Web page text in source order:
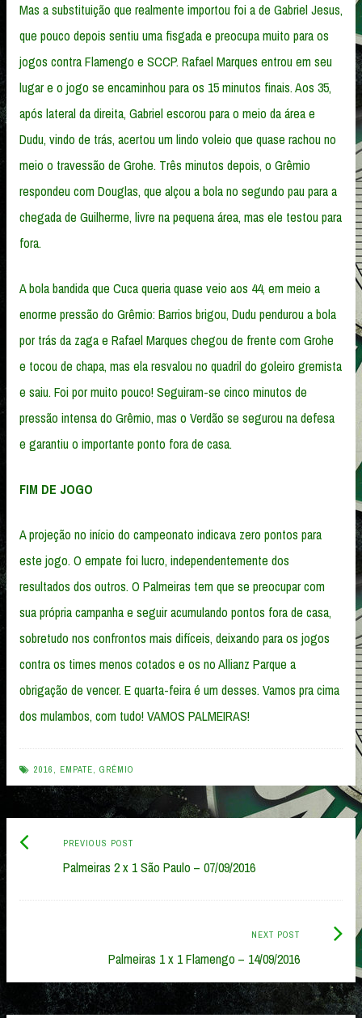
Mas a substituição que realmente importou foi a de Gabriel Jesus,
que pouco depois sentiu uma fisgada e preocupa muito para os
jogos contra Flamengo e SCCP. Rafael Marques entrou em seu
lugar e o jogo se encaminhou para os 15 minutos finais. Aos 35,
após lateral da direita, Gabriel escorou para o meio da área e
Dudu, vindo de trás, acertou um lindo voleio que quase rachou no
meio o travessão de Grohe. Três minutos depois, o Grêmio
respondeu com Douglas, que alçou a bola no segundo pau para a
chegada de Guilherme, livre na pequena área, mas ele testou para
fora.
A bola bandida que Cuca queria quase veio aos 44, em meio a
enorme pressão do Grêmio: Barrios brigou, Dudu pendurou a bola
por trás da zaga e Rafael Marques chegou de frente com Grohe
e tocou de chapa, mas ela resvalou no quadril do goleiro gremista
e saiu. Foi por muito pouco! Seguiram-se cinco minutos de
pressão intensa do Grêmio, mas o Verdão se segurou na defesa
e garantiu o importante ponto fora de casa.
FIM DE JOGO
A projeção no início do campeonato indicava zero pontos para
este jogo. O empate foi lucro, independentemente dos
resultados dos outros. O Palmeiras tem que se preocupar com
sua própria campanha e seguir acumulando pontos fora de casa,
sobretudo nos confrontos mais difíceis, deixando para os jogos
contra os times menos cotados e os no Allianz Parque a
obrigação de vencer. E quarta-feira é um desses. Vamos pra cima
dos mulambos, com tudo! VAMOS PALMEIRAS!
2016 EMPATE GRÊMIO
Post
navigation
PREVIOUS POSTPrevious
post:
Palmeiras 2 x 1 São Paulo – 07/09/2016
NEXT POST
Palmeiras 1 x 1 Flamengo – 14/09/2016
Next